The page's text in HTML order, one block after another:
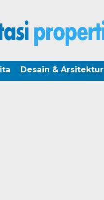
Desain & Arsitektur